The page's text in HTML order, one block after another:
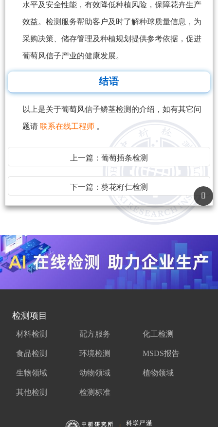
水平及安全性能，有效降低种植风险，保障花卉生产
效益。检测服务帮助客户及时了解种球质量信息，为
采购决策、储存管理及种植规划提供参考依据，促进
葡萄风信子产业的健康发展。
结语
以上是关于葡萄风信子鳞茎检测的介绍，如有其它问
题请 联系在线工程师 。
上一篇： 葡萄插条检测
下一篇： 葵花籽仁检测
检测项目
材料检测 配方服务 化工检测
食品检测 环境检测 MSDS报告
生物领域 动物领域 植物领域
其他检测 检测标准